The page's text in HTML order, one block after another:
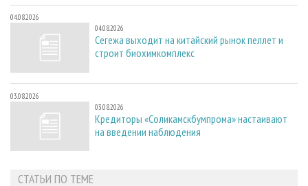
04.08.2026
04.08.2026
Сегежа выходит на китайский рынок пеллет и
строит биохимкомплекс
03.08.2026
03.08.2026
Кредиторы «Соликамскбумпрома» настаивают
на введении наблюдения
СТАТЬИ ПО ТЕМЕ